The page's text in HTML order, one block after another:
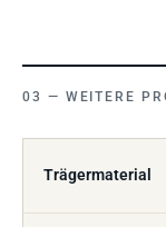
WEITERE
Trägermaterial